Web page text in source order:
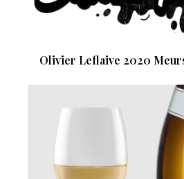
Olivier Leflaive 2020